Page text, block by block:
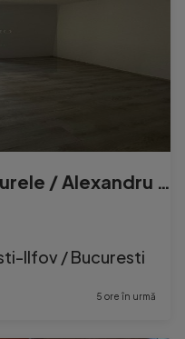
Garsoniera Turnu Magurele / Alexandru Obregia / Emil Raco...
Ilfov / Bucuresti
5 ore în urmă